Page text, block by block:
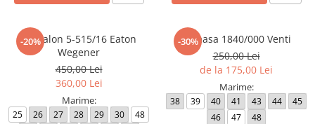
-20%
Pantalon 5-515/16 Eaton
Wegener
450,00 Lei
360,00 Lei
Marime:
25 26 27 28 29 30
48
-30%
Camasa 1840/000 Venti
250,00 Lei
de la 175,00 Lei
Marime:
38 39 40 41 43 44
45
46
47 48